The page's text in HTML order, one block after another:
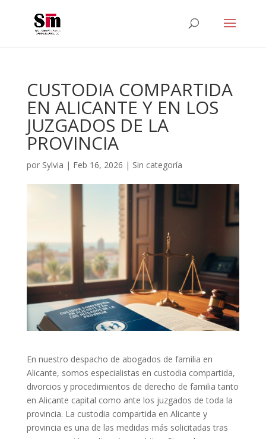
CUSTODIA COMPARTIDA
EN ALICANTE Y EN LOS
JUZGADOS DE LA
PROVINCIA
por Sylvia | Feb 16, 2026 | Sin categoría
En nuestro despacho de abogados de familia en
Alicante, somos especialistas en custodia compartida,
divorcios y procedimientos de derecho de familia tanto
en Alicante capital como ante los juzgados de toda la
provincia. La custodia compartida en Alicante y
provincia es una de las medidas más solicitadas tras